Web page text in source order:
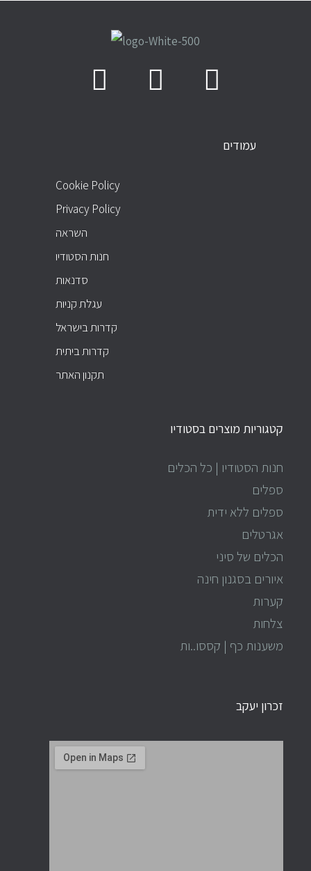
עמודים
Cookie Policy
Privacy Policy
השראה
חנות הסטודיו
סדנאות
עגלת קניות
קדרות בישראל
קדרות ביתית
תקנון האתר
קטגוריות מוצרים בסטודיו
חנות הסטודיו | כל הכלים
ספלים
ספלים ללא ידית
אגרטלים
הכלים של סיני
איורים בסגנון חינה
קערות
צלחות
משענות כף | קססו..ות
זכרון יעקב